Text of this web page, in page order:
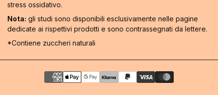
stress ossidativo.
Nota: gli studi sono disponibili esclusivamente nelle pagine
dedicate ai rispettivi prodotti e sono contrassegnati da lettere.
*Contiene zuccheri naturali